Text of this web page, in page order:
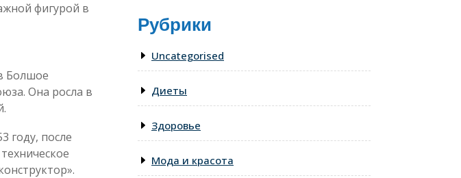
фигурой в
Болшое
Она росла в
году, после
Рубрики
Uncategorised
Диеты
Здоровье
Мода и красота